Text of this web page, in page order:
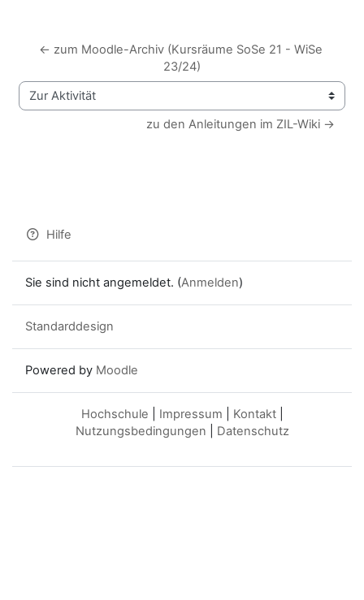
← zum Moodle-Archiv (Kursräume SoSe 21 - WiSe
23/24)
Zur Aktivität
zu den Anleitungen im ZIL-Wiki →
Hilfe
Sie sind nicht angemeldet. (Anmelden)
Standarddesign
Powered by Moodle
Hochschule Impressum Kontakt|
Nutzungsbedingungen
Datenschutz